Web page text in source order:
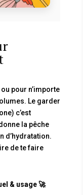
pour n’importe
Le garder
c’est
la pêche
d’hydratation.
de te faire
& usage 🚀